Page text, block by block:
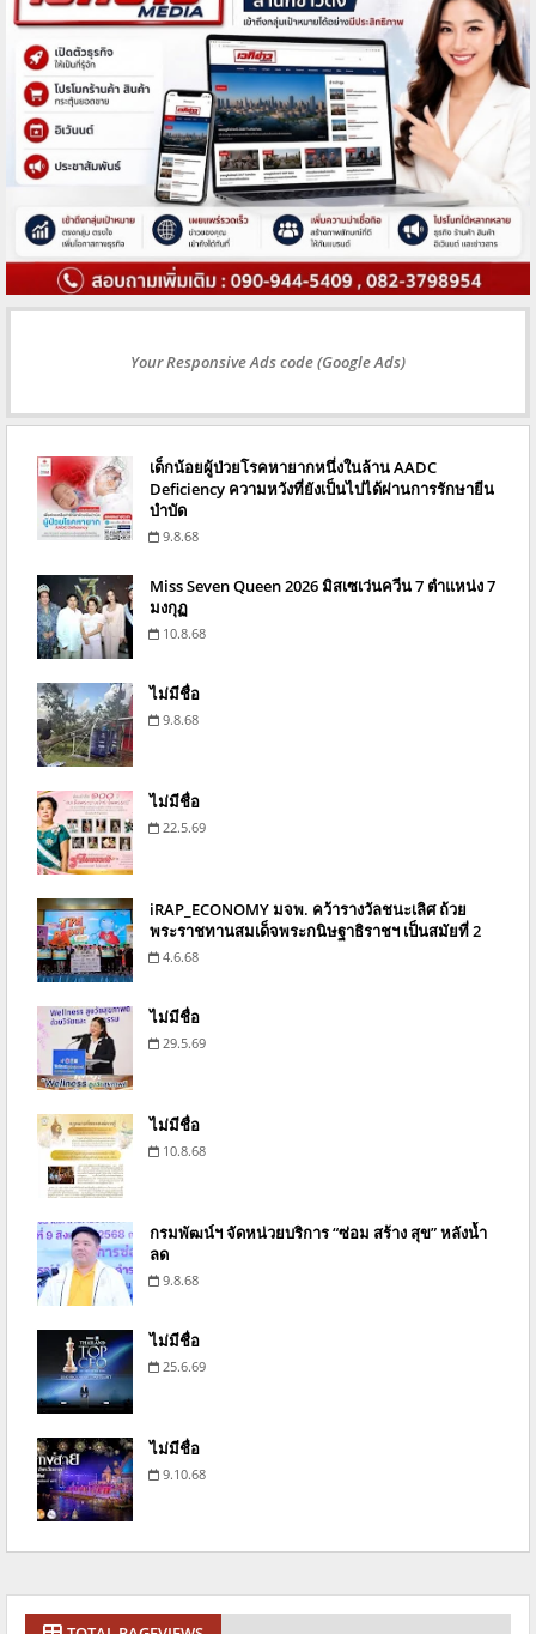
Your Responsive Ads code (Google Ads)
เด็กน้อยผู้ป่วยโรคหายากหนึ่งในล้าน AADC
Deficiency ความหวังที่ยังเป็นไปได้ผ่านการรักษายีน
บำบัด
9.8.68
Miss Seven Queen 2026 มิสเซเว่นควีน 7 ตำแหน่ง 7
มงกุฏ
10.8.68
ไม่มีชื่อ
9.8.68
ไม่มีชื่อ
22.5.69
iRAP_ECONOMY มจพ. คว้ารางวัลชนะเลิศ ถ้วย
พระราชทานสมเด็จพระกนิษฐาธิราชฯ เป็นสมัยที่ 2
4.6.68
ไม่มีชื่อ
29.5.69
ไม่มีชื่อ
10.8.68
กรมพัฒน์ฯ จัดหน่วยบริการ “ซ่อม สร้าง สุข” หลังน้ำ
ลด
9.8.68
ไม่มีชื่อ
25.6.69
ไม่มีชื่อ
9.10.68